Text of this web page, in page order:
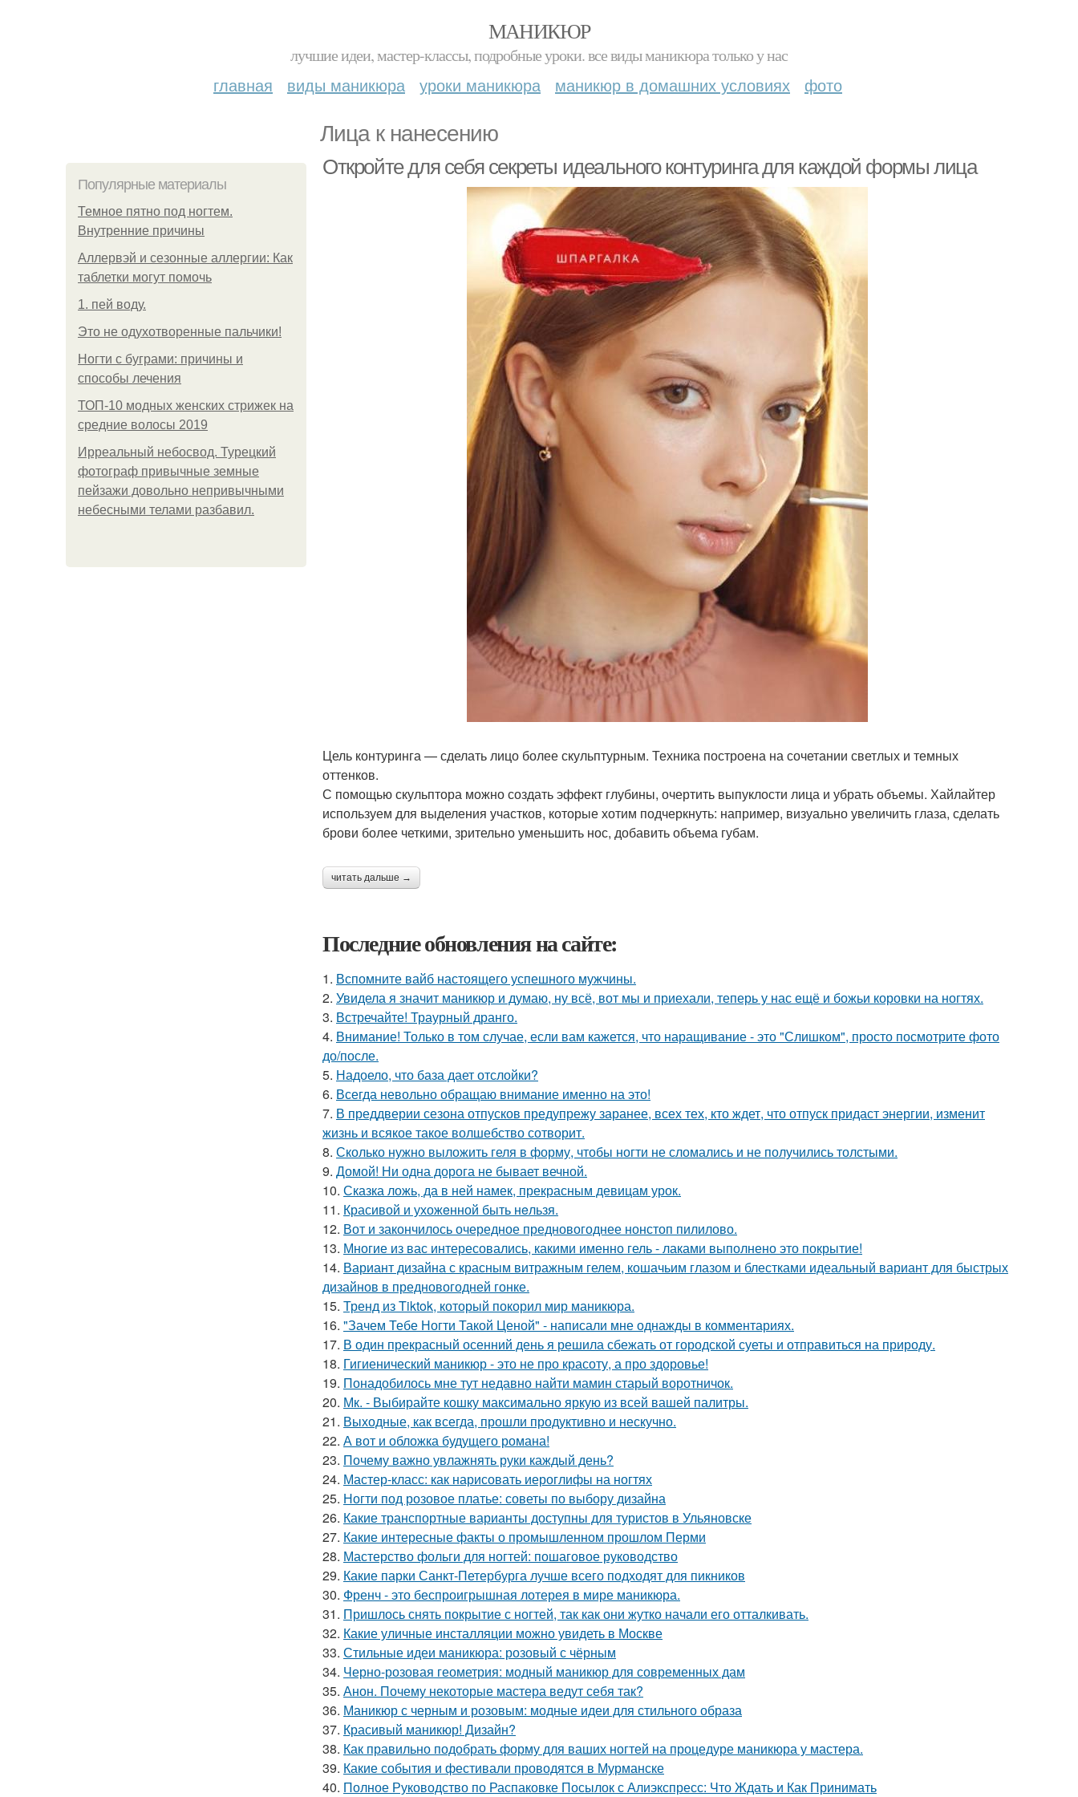
МАНИКЮР
лучшие идеи, мастер-классы, подробные уроки. все виды маникюра только у нас
главная виды маникюра уроки маникюра маникюр в домашних условиях фото
Лица к нанесению
Популярные материалы
Темное пятно под ногтем.
Внутренние причины
Аллервэй и сезонные аллергии: Как
таблетки могут помочь
1. пей воду.
Это не одухотворенные пальчики!
Ногти с буграми: причины и
способы лечения
ТОП-10 модных женских стрижек на
средние волосы 2019
Ирреальный небосвод. Турецкий
фотограф привычные земные
пейзажи довольно непривычными
небесными телами разбавил.
Откройте для себя секреты идеального контуринга для каждой формы лица
Цель контуринга — сделать лицо более скульптурным. Техника построена на сочетании светлых и темных
оттенков.
С помощью скульптора можно создать эффект глубины, очертить выпуклости лица и убрать объемы. Хайлайтер
используем для выделения участков, которые хотим подчеркнуть: например, визуально увеличить глаза, сделать
брови более четкими, зрительно уменьшить нос, добавить объема губам.
читать дальше →
Последние обновления на сайте:
1. Вспомните вайб настоящего успешного мужчины.
2. Увидела я значит маникюр и думаю, ну всё, вот мы и приехали, теперь у нас ещё и божьи коровки на ногтях.
3. Встречайте! Траурный дранго.
4. Внимание! Только в том случае, если вам кажется, что наращивание - это "Слишком", просто посмотрите фото
до/после.
5. Надоело, что база дает отслойки?
6. Всегда невольно обращаю внимание именно на это!
7. В преддверии сезона отпусков предупрежу заранее, всех тех, кто ждет, что отпуск придаст энергии, изменит
жизнь и всякое такое волшебство сотворит.
8. Сколько нужно выложить геля в форму, чтобы ногти не сломались и не получились толстыми.
9. Домой! Ни одна дорога не бывает вечной.
10. Сказка ложь, да в ней намек, прекрасным девицам урок.
11. Красивой и ухожeнной быть нeльзя.
12. Вот и закончилось очередное предновогоднее нонстоп пилилово.
13. Многие из вас интересовались, какими именно гель - лаками выполнено это покрытие!
14. Вариант дизайна с красным витражным гелем, кошачьим глазом и блестками идеальный вариант для быстрых
дизайнов в предновогодней гонке.
15. Тренд из Tiktok, который покорил мир маникюра.
16. "Зачем Тебе Ногти Такой Ценой" - написали мне однажды в комментариях.
17. В один прекрасный осенний день я решила сбежать от городской суеты и отправиться на природу.
18. Гигиенический маникюр - это не про красоту, а про здоровье!
19. Понадобилось мне тут недавно найти мамин старый воротничок.
20. Мк. - Выбирайте кошку максимально яркую из всей вашей палитры.
21. Выходные, как всегда, прошли продуктивно и нескучно.
22. А вот и обложка будущего романа!
23. Почему важно увлажнять руки каждый день?
24. Мастер-класс: как нарисовать иероглифы на ногтях
25. Ногти под розовое платье: советы по выбору дизайна
26. Какие транспортные варианты доступны для туристов в Ульяновске
27. Какие интересные факты о промышленном прошлом Перми
28. Мастерство фольги для ногтей: пошаговое руководство
29. Какие парки Санкт-Петербурга лучше всего подходят для пикников
30. Френч - это беспроигрышная лотерея в мире маникюра.
31. Пришлось снять покрытие с ногтей, так как они жутко начали его отталкивать.
32. Какие уличные инсталляции можно увидеть в Москве
33. Стильные идеи маникюра: розовый с чёрным
34. Черно-розовая геометрия: модный маникюр для современных дам
35. Анон. Почему некоторые мастера ведут себя так?
36. Маникюр с черным и розовым: модные идеи для стильного образа
37. Красивый маникюр! Дизайн?
38. Как правильно подобрать форму для ваших ногтей на процедуре маникюра у мастера.
39. Какие события и фестивали проводятся в Мурманске
40. Полное Руководство по Распаковке Посылок с Алиэкспресс: Что Ждать и Как Принимать